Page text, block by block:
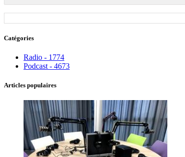
Catégories
Radio - 1774
Podcast - 4673
Articles populaires